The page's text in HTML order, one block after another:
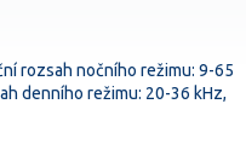
rozsah nočního režimu: 9-65
denního režimu: 20-36 kHz,